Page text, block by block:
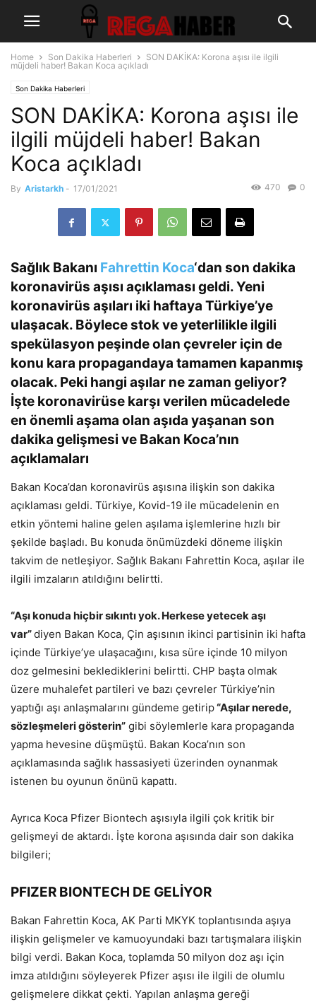
Home Son Dakika Haberleri
SON DAKİKA: Korona aşısı ile ilgili
müjdeli haber! Bakan Koca açıkladı
Son Dakika Haberleri
SON DAKİKA: Korona aşısı ile
ilgili müjdeli haber! Bakan
Koca açıkladı
By Aristarkh - 17/01/2021 0
470
Sağlık Bakanı Fahrettin Koca‘dan son dakika
koronavirüs aşısı açıklaması geldi. Yeni
koronavirüs aşıları iki haftaya Türkiye’ye
ulaşacak. Böylece stok ve yeterlilikle ilgili
spekülasyon peşinde olan çevreler için de
konu kara propagandaya tamamen kapanmış
olacak. Peki hangi aşılar ne zaman geliyor?
İşte koronavirüse karşı verilen mücadelede
en önemli aşama olan aşıda yaşanan son
dakika gelişmesi ve Bakan Koca’nın
açıklamaları
Bakan Koca’dan koronavirüs aşısına ilişkin son dakika
açıklaması geldi. Türkiye, Kovid-19 ile mücadelenin en
etkin yöntemi haline gelen aşılama işlemlerine hızlı bir
şekilde başladı. Bu konuda önümüzdeki döneme ilişkin
takvim de netleşiyor. Sağlık Bakanı Fahrettin Koca, aşılar ile
ilgili imzaların atıldığını belirtti.
“Aşı konuda hiçbir sıkıntı yok. Herkese yetecek aşı
var”diyen Bakan Koca, Çin aşısının ikinci partisinin iki hafta
içinde Türkiye’ye ulaşacağını, kısa süre içinde 10 milyon
doz gelmesini beklediklerini belirtti. CHP başta olmak
üzere muhalefet partileri ve bazı çevreler Türkiye’nin
yaptığı aşı anlaşmalarını gündeme getirip“Aşılar nerede,
sözleşmeleri gösterin” gibi söylemlerle kara propaganda
yapma hevesine düşmüştü. Bakan Koca’nın son
açıklamasında sağlık hassasiyeti üzerinden oynanmak
istenen bu oyunun önünü kapattı.
Ayrıca Koca Pfizer Biontech aşısıyla ilgili çok kritik bir
gelişmeyi de aktardı. İşte korona aşısında dair son dakika
bilgileri;
PFIZER BIONTECH DE GELİYOR
Bakan Fahrettin Koca, AK Parti MKYK toplantısında aşıya
ilişkin gelişmeler ve kamuoyundaki bazı tartışmalara ilişkin
bilgi verdi. Bakan Koca, toplamda 50 milyon doz aşı için
imza atıldığını söyleyerek Pfizer aşısı ile ilgili de olumlu
gelişmelere dikkat çekti. Yapılan anlaşma gereği